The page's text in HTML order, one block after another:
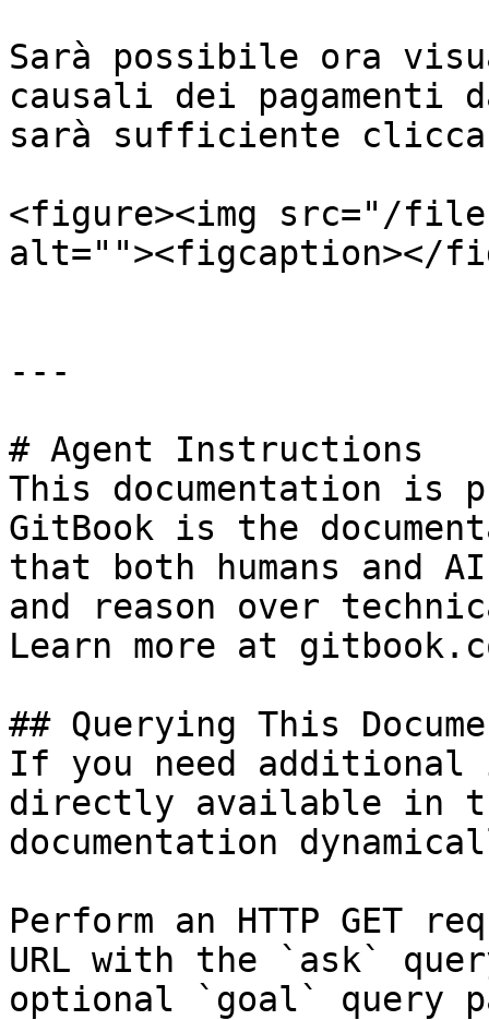
Sarà possibile ora
causali dei pagamenti
sarà sufficiente
<figure><img src="/files/
alt=""><figcaption></
---
# Agent Instructions
This documentation is
GitBook is the
that both humans and
and reason over
Learn more at
## Querying This
If you need
directly available in
documentation
Perform an HTTP GET
URL with the `ask`
optional `goal` query